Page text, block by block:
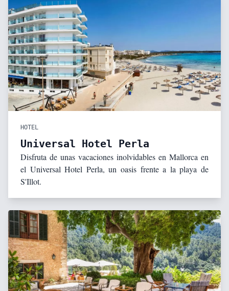
HOTEL
Universal Hotel Perla
Disfruta de unas vacaciones inolvidables en Mallorca en
el Universal Hotel Perla, un oasis frente a la playa de
S'Illot.